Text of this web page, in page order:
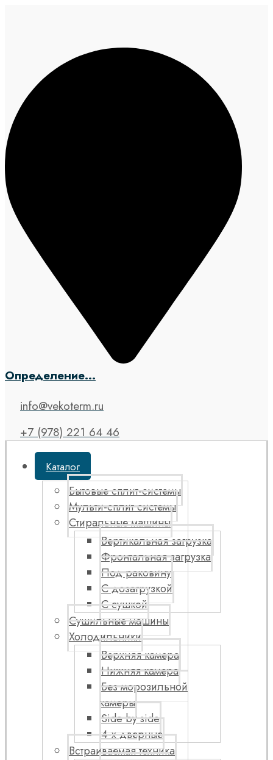
Определение...
info@vekoterm.ru
+7 (978) 221 64 46
Каталог
Бытовые сплит-системы
Мульти-сплит системы
Стиральные машины
Вертикальная загрузка
Фронтальная загрузка
Под раковину
С дозагрузкой
С сушкой
Сушильные машины
Холодильники
Верхняя камера
Нижняя камера
Без морозильной
камеры
Side by side
4-х дверные
Встраиваемая техника